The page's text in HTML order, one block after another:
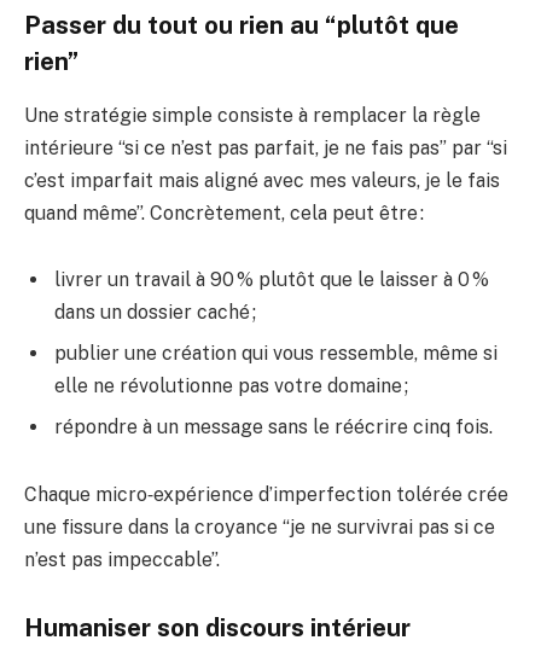
Passer du tout ou rien au “plutôt que
rien”
Une stratégie simple consiste à remplacer la règle
intérieure “si ce n’est pas parfait, je ne fais pas” par “si
c’est imparfait mais aligné avec mes valeurs, je le fais
quand même”. Concrètement, cela peut être :
livrer un travail à 90 % plutôt que le laisser à 0 %
dans un dossier caché ;
publier une création qui vous ressemble, même si
elle ne révolutionne pas votre domaine ;
répondre à un message sans le réécrire cinq fois.
Chaque micro‑expérience d’imperfection tolérée crée
une fissure dans la croyance “je ne survivrai pas si ce
n’est pas impeccable”.
Humaniser son discours intérieur